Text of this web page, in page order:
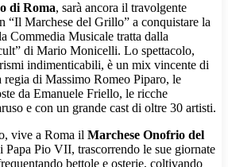
di Roma, sarà ancora il travolgente
“Il Marchese del Grillo” a conquistare la
Commedia Musicale tratta dalla
di Mario Monicelli. Lo spettacolo,
indimenticabili, è un mix vincente di
regia di Massimo Romeo Piparo, le
da Emanuele Friello, le ricche
e con un grande cast di oltre 30 artisti.
vive a Roma il Marchese Onofrio del
Papa Pio VII, trascorrendo le sue giornate
bettole e osterie, coltivando